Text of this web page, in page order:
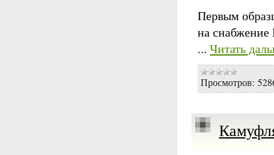
Первым
на снабжение
... Читать
Просмотров: